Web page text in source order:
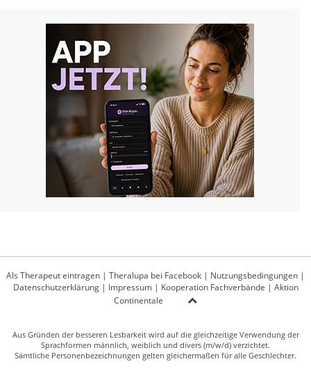
Als Therapeut eintragen | Theralupa bei Facebook | Nutzungsbedingungen |
Datenschutzerklärung| Impressum| Kooperation Fachverbände | Aktion
Continentale
Aus Gründen der besseren Lesbarkeit wird auf die gleichzeitige Verwendung der
Sprachformen männlich, weiblich und divers (m/w/d) verzichtet.
Sämtliche Personenbezeichnungen gelten gleichermaßen für alle Geschlechter.